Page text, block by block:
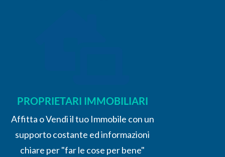
PROPRIETARI IMMOBILIARI
Affitta o Vendi il tuo Immobile con un
supporto costante ed informazioni
chiare per "far le cose per bene"